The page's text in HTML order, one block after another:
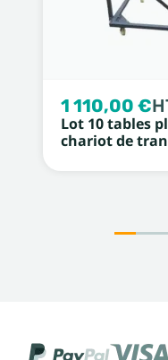
1 110,00 €
Lot 10 tables
chariot de